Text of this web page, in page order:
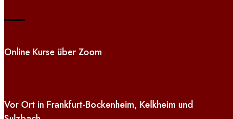
Online Kurse über Zoom
Vor Ort in Frankfurt-Bockenheim, Kelkheim und